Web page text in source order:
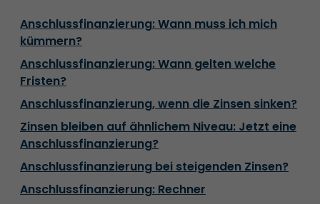
Anschlussfinanzierung: Wann muss ich mich
kümmern?
Anschlussfinanzierung: Wann gelten welche
Fristen?
Anschlussfinanzierung, wenn die Zinsen sinken?
Zinsen bleiben auf ähnlichem Niveau: Jetzt eine
Anschlussfinanzierung?
Anschlussfinanzierung bei steigenden Zinsen?
Anschlussfinanzierung: Rechner